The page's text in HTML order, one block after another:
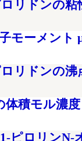
リドンの粘
モーメント
リドンの
体積モル濃
ピロリン